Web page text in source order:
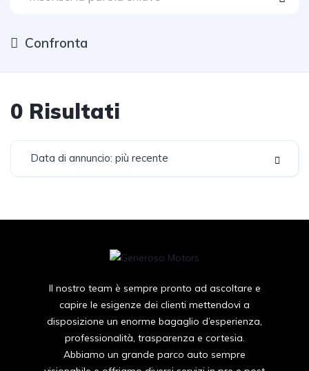
Confronta
0 Risultati
Data di annuncio: più recente
Il nostro team è sempre pronto ad ascoltare e
capire le esigenze dei clienti mettendovi a
disposizione un enorme bagaglio d’esperienza,
professionalità, trasparenza e cortesia.
Abbiamo un grande parco auto sempre